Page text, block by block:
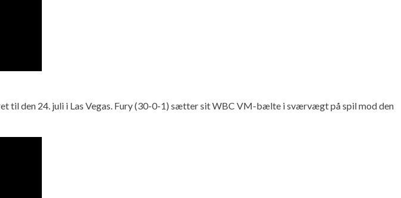
til den 24. juli i Las Vegas. Fury (30-0-1) sætter sit WBC VM-bælte i sværvægt på spil mod den